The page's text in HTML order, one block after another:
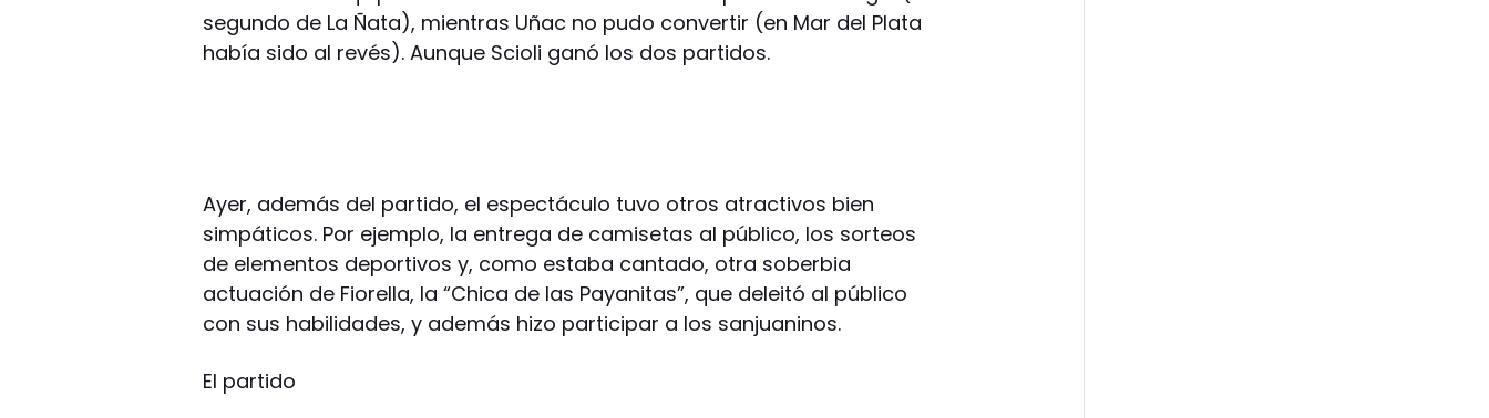
segundo de La Ñata), mientras Uñac no pudo convertir (en Mar del Plata
había sido al revés). Aunque Scioli ganó los dos partidos.
Ayer, además del partido, el espectáculo tuvo otros atractivos bien
simpáticos. Por ejemplo, la entrega de camisetas al público, los sorteos
de elementos deportivos y, como estaba cantado, otra soberbia
actuación de Fiorella, la “Chica de las Payanitas”, que deleitó al público
con sus habilidades, y además hizo participar a los sanjuaninos.
El partido